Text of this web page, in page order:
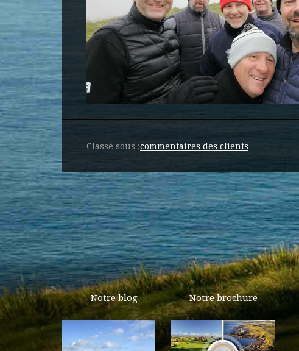
Classé sous :commentaires des clients
Notre blog Notre brochure